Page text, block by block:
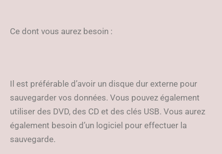
Ce dont vous aurez besoin :
Il est préférable d’avoir un disque dur externe pour
sauvegarder vos données. Vous pouvez également
utiliser des DVD, des CD et des clés USB. Vous aurez
également besoin d’un logiciel pour effectuer la
sauvegarde.